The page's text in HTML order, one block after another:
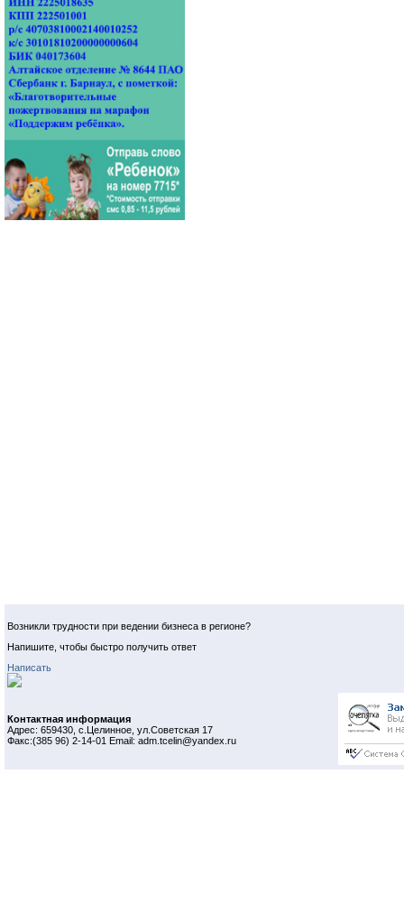
Возникли трудности при ведении бизнеса в регионе?
Напишите, чтобы быстро получить ответ
Написать
Контактная информация
Адрес: 659430, с.Целинное, ул.Советская 17
Факс:(385 96) 2-14-01 Email: adm.tcelin@yandex.ru